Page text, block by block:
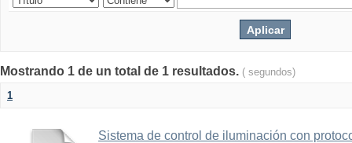
Mostrando 1 de un total de 1 resultados. ( segundos)
1
Sistema de control de iluminación con